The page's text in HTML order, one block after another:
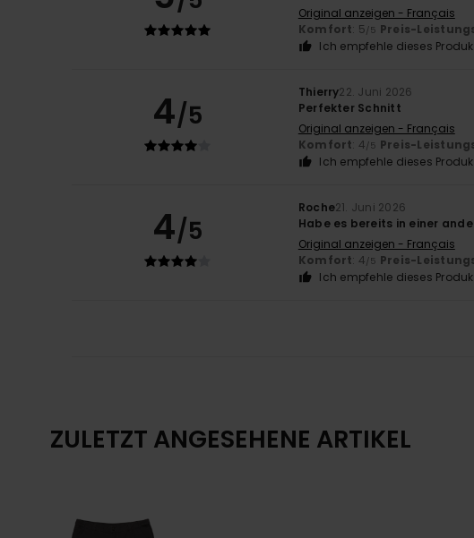
Original anzeigen - Français
Komfort: 5/5 Preis-
Ich empfehle dieses
4/5
Thierry22. Juni 2026
Perfekter Schnitt
Original anzeigen - Français
Komfort: 4/5 Preis-
Ich empfehle dieses
4/5
Roche21. Juni 2026
Habe es bereits in einer
Original anzeigen - Français
Komfort: 4/5 Preis-
Ich empfehle dieses
ZULETZT ANGESEHENE ARTIKEL